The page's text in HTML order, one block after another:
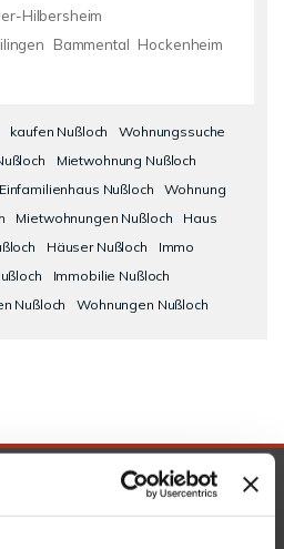
Hilbersheim
Bammental Hockenheim
kaufen Nußloch
Wohnungssuche
Mietwohnung Nußloch
Einfamilienhaus Nußloch
Wohnung
Mietwohnungen Nußloch
Haus
Häuser Nußloch
Immo
Immobilie Nußloch
Nußloch Wohnungen Nußloch
& KOMPETENZ